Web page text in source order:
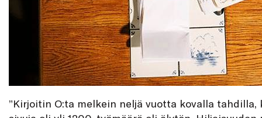
”Kirjoitin O:ta melkein neljä vuotta kovalla